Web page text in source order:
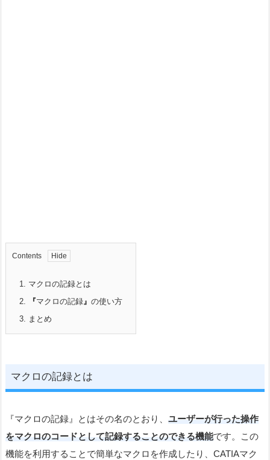
Contents
1.
マクロの記録とは
2.
『マクロの記録 』 の使い方
3.
まとめ
マクロの記録とは
『マクロの記録』とはその名のとおり、 ユーザーが行った操作
をマクロのコードとして記録することのできる機能です。この
機能を利用することで簡単なマクロを作成したり、CATIAマク